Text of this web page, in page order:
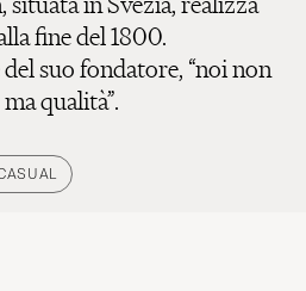
fine del 1800.
suo fondatore, “noi non
qualità”.